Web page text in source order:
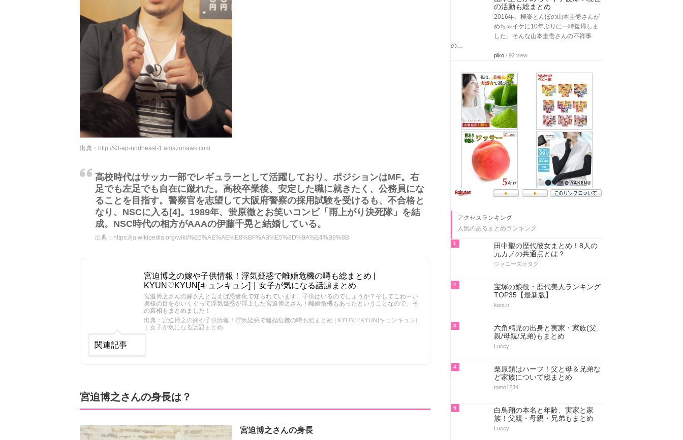
出典： http://s3-ap-northeast-1.amazonaws.com
高校時代はサッカー部でレギュラーとして活躍しており、ポジションはMF。右
足でも左足でも自在に蹴れた。高校卒業後、安定した職に就きたく、公務員にな
ることを目指す。警察官を志望して大阪府警察の採用試験を受けるも、不合格と
なり、NSCに入る[4]。1989年、蛍原徹とお笑いコンビ「雨上がり決死隊」を結
成。NSC時代の相方がAAAの伊藤千晃と結婚している。
出典： https://ja.wikipedia.org/wiki/%E5%AE%AE%E8%BF%AB%E5%8D%9A%E4%B9%8B
宮迫博之の嫁や子供情報！浮気疑惑で離婚危機の噂も総まとめ |
KYUN♡KYUN[キュンキュン]｜女子が気になる話題まとめ
宮迫博之さんの嫁さんと言えば恐妻化で知られています。子供はいるのでしょうか？そしてこわ～い
奥様の目をかいくぐって浮気疑惑が浮上した宮迫博之さん！離婚危機もあったということなので、そ
の真相もまとめました！
出典：宮迫博之の嫁や子供情報！浮気疑惑で離婚危機の噂も総まとめ | KYUN♡KYUN[キュンキュン]
｜女子が気になる話題まとめ
関連記事
宮迫博之さんの身長は？
宮迫博之さんの身長
の活動も総まとめ
2016年、極楽とんぼの山本圭壱さんが
めちゃイケに10年ぶりに一時復帰しま
した。そんな山本圭壱さんの不祥事
の…
piko / 92 view
アクセスランキング
人気のあるまとめランキング
1
田中聖の歴代彼女まとめ！8人の
元カノの共通点とは？
ジャニーズオタク
2
宝塚の娘役・歴代美人ランキング
TOP35【最新版】
kent.n
3
六角精児の出身と実家・家族(父
親/母親/兄弟)もまとめ
Luccy
4
栗原類はハーフ！父と母＆兄弟な
ど家族について総まとめ
tomo1234
5
白鳥翔の本名と年齢、実家と家
族！父親・母親・兄弟もまとめ
Luccy